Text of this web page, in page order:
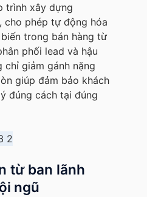
trình xây dựng
phép tự động hóa
trong bán hàng từ
phối lead và hậu
chỉ giảm gánh nặng
giúp đảm bảo khách
đúng cách tại đúng
từ ban lãnh
ngũ